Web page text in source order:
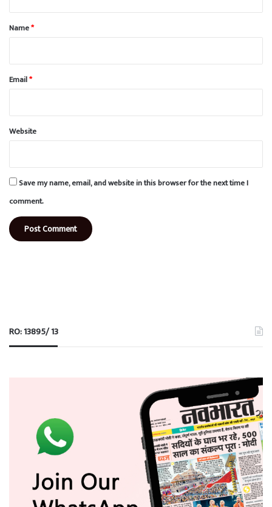
*
Name*
Email*
Website
Save my name, email, and website in this browser for the next time I
comment.
RO: 13895/ 13